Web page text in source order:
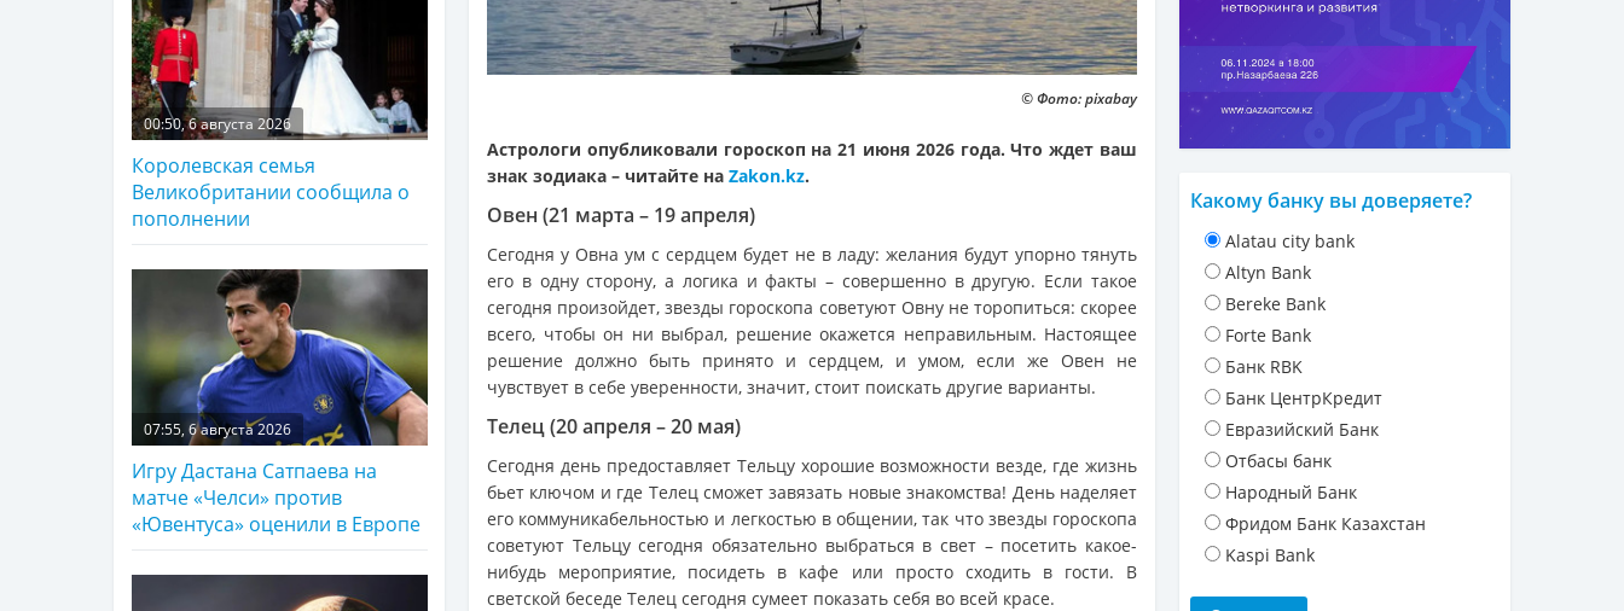
© Фото: pixabay
Астрологи опубликовали гороскоп на 21 июня 2026 года. Что ждет ваш
знак зодиака – читайте на Zakon.kz.
Овен (21 марта – 19 апреля)
Сегодня у Овна ум с сердцем будет не в ладу: желания будут упорно тянуть
его в одну сторону, а логика и факты – совершенно в другую. Если такое
сегодня произойдет, звезды гороскопа советуют Овну не торопиться: скорее
всего, чтобы он ни выбрал, решение окажется неправильным. Настоящее
решение должно быть принято и сердцем, и умом, если же Овен не
чувствует в себе уверенности, значит, стоит поискать другие варианты.
Телец (20 апреля – 20 мая)
Сегодня день предоставляет Тельцу хорошие возможности везде, где жизнь
бьет ключом и где Телец сможет завязать новые знакомства! День наделяет
его коммуникабельностью и легкостью в общении, так что звезды гороскопа
советуют Тельцу сегодня обязательно выбраться в свет – посетить какое-
нибудь мероприятие, посидеть в кафе или просто сходить в гости. В
светской беседе Телец сегодня сумеет показать себя во всей красе.
00:50, 6 августа 2026
Королевская семья
Великобритании сообщила о
пополнении
07:55, 6 августа 2026
Игру Дастана Сатпаева на
матче «Челси» против
«Ювентуса» оценили в Европе
Какому банку вы доверяете?
Alatau city bank
Altyn Bank
Bereke Bank
Forte Bank
Банк RBK
Банк ЦентрКредит
Евразийский Банк
Отбасы банк
Народный Банк
Фридом Банк Казахстан
Kaspi Bank